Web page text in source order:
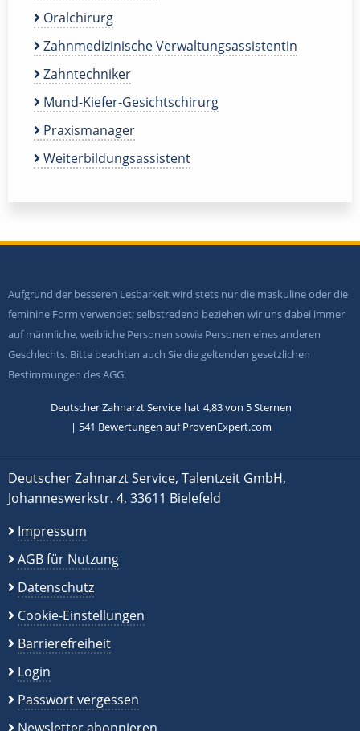
Oralchirurg
Zahnmedizinische Verwaltungsassistentin
Zahntechniker
Mund-Kiefer-Gesichtschirurg
Praxismanager
Weiterbildungsassistent
Aufgrund der besseren Lesbarkeit wird stets nur die maskuline oder die
feminine Form verwendet; selbstredend beziehen wir uns dabei immer
auf männliche, weibliche Personen sowie Personen eines anderen
Geschlechts. Bitte beachten auch Sie die geltenden gesetzlichen
Bestimmungen des AGG.
Deutscher Zahnarzt Service hat 4,83von 5Sternen
| 541 Bewertungen auf ProvenExpert.com
Deutscher Zahnarzt Service, Talentzeit GmbH,
Johanneswerkstr. 4, 33611 Bielefeld
Impressum
AGB für Nutzung
Datenschutz
Cookie-Einstellungen
Barrierefreiheit
Login
Passwort vergessen